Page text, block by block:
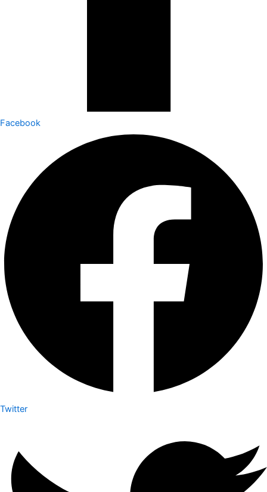
Facebook
Twitter